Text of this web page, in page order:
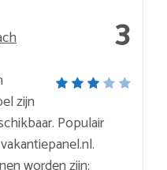
3
zijn
Populair